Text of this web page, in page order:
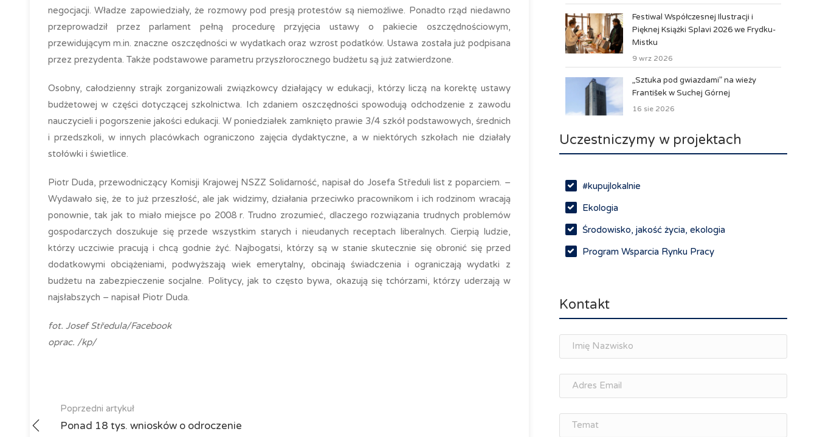
negocjacji. Władze zapowiedziały, że rozmowy pod presją protestów są niemożliwe. Ponadto rząd niedawno
przeprowadził przez parlament pełną procedurę przyjęcia ustawy o pakiecie oszczędnościowym,
przewidującym m.in. znaczne oszczędności w wydatkach oraz wzrost podatków. Ustawa została już podpisana
przez prezydenta. Także podstawowe parametru przyszłorocznego budżetu są już zatwierdzone.
Osobny, całodzienny strajk zorganizowali związkowcy działający w edukacji, którzy liczą na korektę ustawy
budżetowej w części dotyczącej szkolnictwa. Ich zdaniem oszczędności spowodują odchodzenie z zawodu
nauczycieli i pogorszenie jakości edukacji. W poniedziałek zamknięto prawie 3/4 szkół podstawowych, średnich
i przedszkoli, w innych placówkach ograniczono zajęcia dydaktyczne, a w niektórych szkołach nie działały
stołówki i świetlice.
Piotr Duda, przewodniczący Komisji Krajowej NSZZ Solidarność, napisał do Josefa Středuli list z poparciem. –
Wydawało się, że to już przeszłość, ale jak widzimy, działania przeciwko pracownikom i ich rodzinom wracają
ponownie, tak jak to miało miejsce po 2008 r. Trudno zrozumieć, dlaczego rozwiązania trudnych problemów
gospodarczych doszukuje się przede wszystkim starych i nieudanych receptach liberalnych. Cierpią ludzie,
którzy uczciwie pracują i chcą godnie żyć. Najbogatsi, którzy są w stanie skutecznie się obronić się przed
dodatkowymi obciążeniami, podwyższają wiek emerytalny, obcinają świadczenia i ograniczają wydatki z
budżetu na zabezpieczenie socjalne. Politycy, jak to często bywa, okazują się tchórzami, którzy uderzają w
najsłabszych – napisał Piotr Duda.
fot. Josef Středula/Facebook
oprac. /kp/
Poprzedni artykuł
Ponad 18 tys. wniosków o odroczenie
Festiwal Współczesnej Ilustracji i
Pięknej Książki Splavi 2026 we Frydku-
Mistku
9 wrz 2026
„Sztuka pod gwiazdami” na wieży
František w Suchej Górnej
16 sie 2026
Uczestniczymy w projektach
#kupujlokalnie
Ekologia
Środowisko, jakość życia, ekologia
Program Wsparcia Rynku Pracy
Spotkania branżowe
osobisty
Memorandum Gospodarcze PL-CZ
Śląskie Porozumienie Gospodarcze
ŚLĄSK.ONLINE
Kontakt